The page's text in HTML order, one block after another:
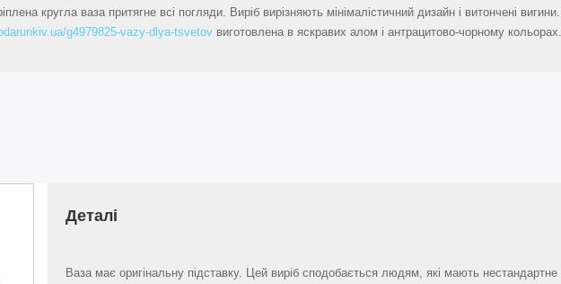
кругла ваза притягне всі погляди. Виріб вирізняють мінімалістичний дизайн і витончені
g4979825-vazy-dlya-tsvetov виготовлена в яскравих алом і антрацитово-чорному кольорах.
Деталі
Ваза має оригінальну підставку. Цей виріб сподобається людям, які мають нестандартне